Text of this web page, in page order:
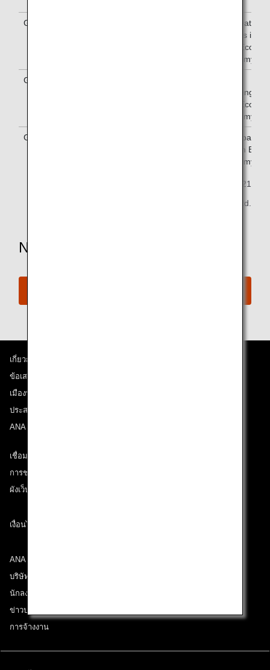
Group3
Window seat
passengers in
Premium
and Economy
Group4
seat passengers
Premium
and Economy
Group5
Aisle seat
in Premium
and Economy
November 1, 2021
All Nippon Airways Co., Ltd.
Need More Assistance?
เกี่ยวกับ ANA
ข้อเสนอและประกาศ
เมืองที่เราเดินทางไป
ประสบการณ์ ANA
ANA Mileage Club
เชื่อมต่อกับ ANA
การช่วยเหลือด้านเทคนิค (ความสามารถในการเข้าถึง)
ผังเว็บไซต์
เงื่อนไขการขนส่ง
ANA Group
บริษัทในเครือ
นักลงทุนสัมพันธ์
ข่าวประชาสัมพันธ์
การจ้างงาน